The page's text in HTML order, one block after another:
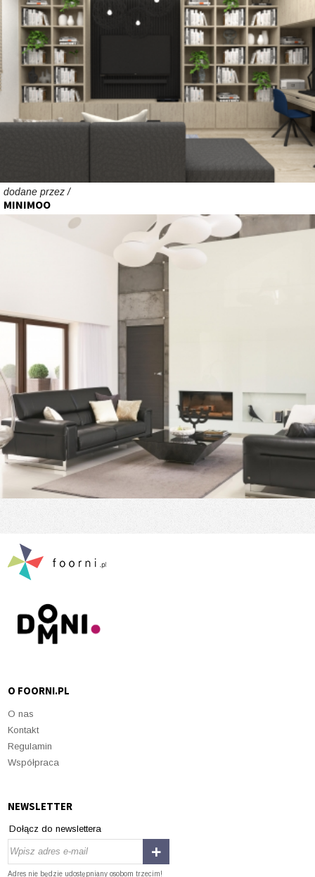
dodane przez /
MINIMOO
O FOORNI.PL
O nas
Kontakt
Regulamin
Współpraca
NEWSLETTER
Dołącz do newslettera
Adres nie będzie udostępniany osobom trzecim!